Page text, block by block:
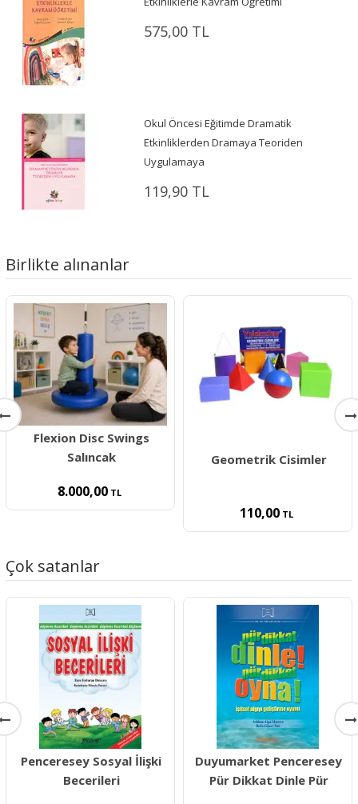
575,00 TL
Okul Öncesi Eğitimde Dramatik
Etkinliklerden Dramaya Teoriden
Uygulamaya
119,90 TL
Birlikte alınanlar
Flexion Disc Swings
Salıncak
8.000,00TL
Geometrik Cisimler
110,00 TL
Çok satanlar
Penceresey Sosyal İlişki
Becerileri
Duyumarket Penceresey
Pür Dikkat Dinle Pür